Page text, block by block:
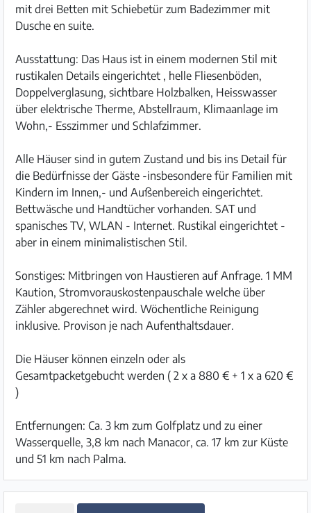
mit drei Betten mit Schiebetür zum Badezimmer mit
Dusche en suite.
Ausstattung: Das Haus ist in einem modernen Stil mit
rustikalen Details eingerichtet , helle Fliesenböden,
Doppelverglasung, sichtbare Holzbalken, Heisswasser
über elektrische Therme, Abstellraum, Klimaanlage im
Wohn,- Esszimmer und Schlafzimmer.
Alle Häuser sind in gutem Zustand und bis ins Detail für
die Bedürfnisse der Gäste -insbesondere für Familien mit
Kindern im Innen,- und Außenbereich eingerichtet.
Bettwäsche und Handtücher vorhanden. SAT und
spanisches TV, WLAN - Internet. Rustikal eingerichtet -
aber in einem minimalistischen Stil.
Sonstiges: Mitbringen von Haustieren auf Anfrage. 1 MM
Kaution, Stromvorauskostenpauschale welche über
Zähler abgerechnet wird. Wöchentliche Reinigung
inklusive. Provison je nach Aufenthaltsdauer.
Die Häuser können einzeln oder als
Gesamtpacketgebucht werden ( 2 x a 880 € + 1 x a 620 €
)
Entfernungen: Ca. 3 km zum Golfplatz und zu einer
Wasserquelle, 3,8 km nach Manacor, ca. 17 km zur Küste
und 51 km nach Palma.